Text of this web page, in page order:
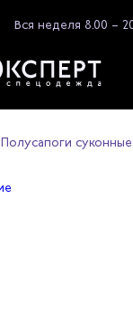
Вся неделя 8.00 –
Полусапоги